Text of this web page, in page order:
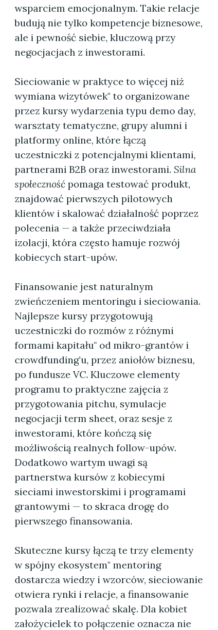
wsparciem emocjonalnym. Takie relacje
budują nie tylko kompetencje biznesowe,
ale i pewność siebie, kluczową przy
negocjacjach z inwestorami.
Sieciowanie w praktyce to więcej niż
wymiana wizytówek" to organizowane
przez kursy wydarzenia typu demo day,
warsztaty tematyczne, grupy alumni i
platformy online, które łączą
uczestniczki z potencjalnymi klientami,
partnerami B2B oraz inwestorami. Silna
społeczność pomaga testować produkt,
znajdować pierwszych pilotowych
klientów i skalować działalność poprzez
polecenia — a także przeciwdziała
izolacji, która często hamuje rozwój
kobiecych start-upów.
Finansowanie jest naturalnym
zwieńczeniem mentoringu i sieciowania.
Najlepsze kursy przygotowują
uczestniczki do rozmów z różnymi
formami kapitału" od mikro-grantów i
crowdfunding’u, przez aniołów biznesu,
po fundusze VC. Kluczowe elementy
programu to praktyczne zajęcia z
przygotowania pitchu, symulacje
negocjacji term sheet, oraz sesje z
inwestorami, które kończą się
możliwością realnych follow-upów.
Dodatkowo wartym uwagi są
partnerstwa kursów z kobiecymi
sieciami inwestorskimi i programami
grantowymi — to skraca drogę do
pierwszego finansowania.
Skuteczne kursy łączą te trzy elementy
w spójny ekosystem" mentoring
dostarcza wiedzy i wzorców, sieciowanie
otwiera rynki i relacje, a finansowanie
pozwala zrealizować skalę. Dla kobiet
założycielek to połączenie oznacza nie